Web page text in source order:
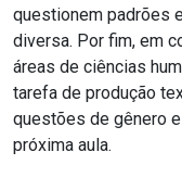
questionem padrões
diversa. Por fim, em
áreas de ciências
tarefa de produção
questões de gênero
próxima aula.